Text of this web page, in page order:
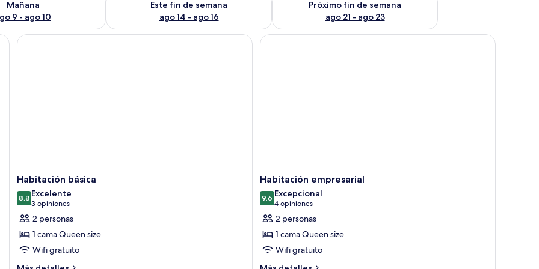
Mañana
9 - ago 10
Este fin de semana
ago 14 - ago 16
Próximo fin de semana
ago 21 - ago 23
mesita de noche y espejo.
Habitación básica
8.88.8 de 10
Excelente
3 opiniones
(3
opiniones)
2 personas
1 cama Queen size
Wifi gratuito
Habitación empresarial
9.69.6 de 10
Excepcional
4 opiniones
(4
opiniones)
2 personas
1 cama Queen size
Wifi gratuito